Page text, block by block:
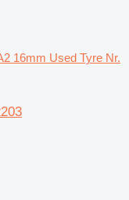
16mm Used Tyre Nr.